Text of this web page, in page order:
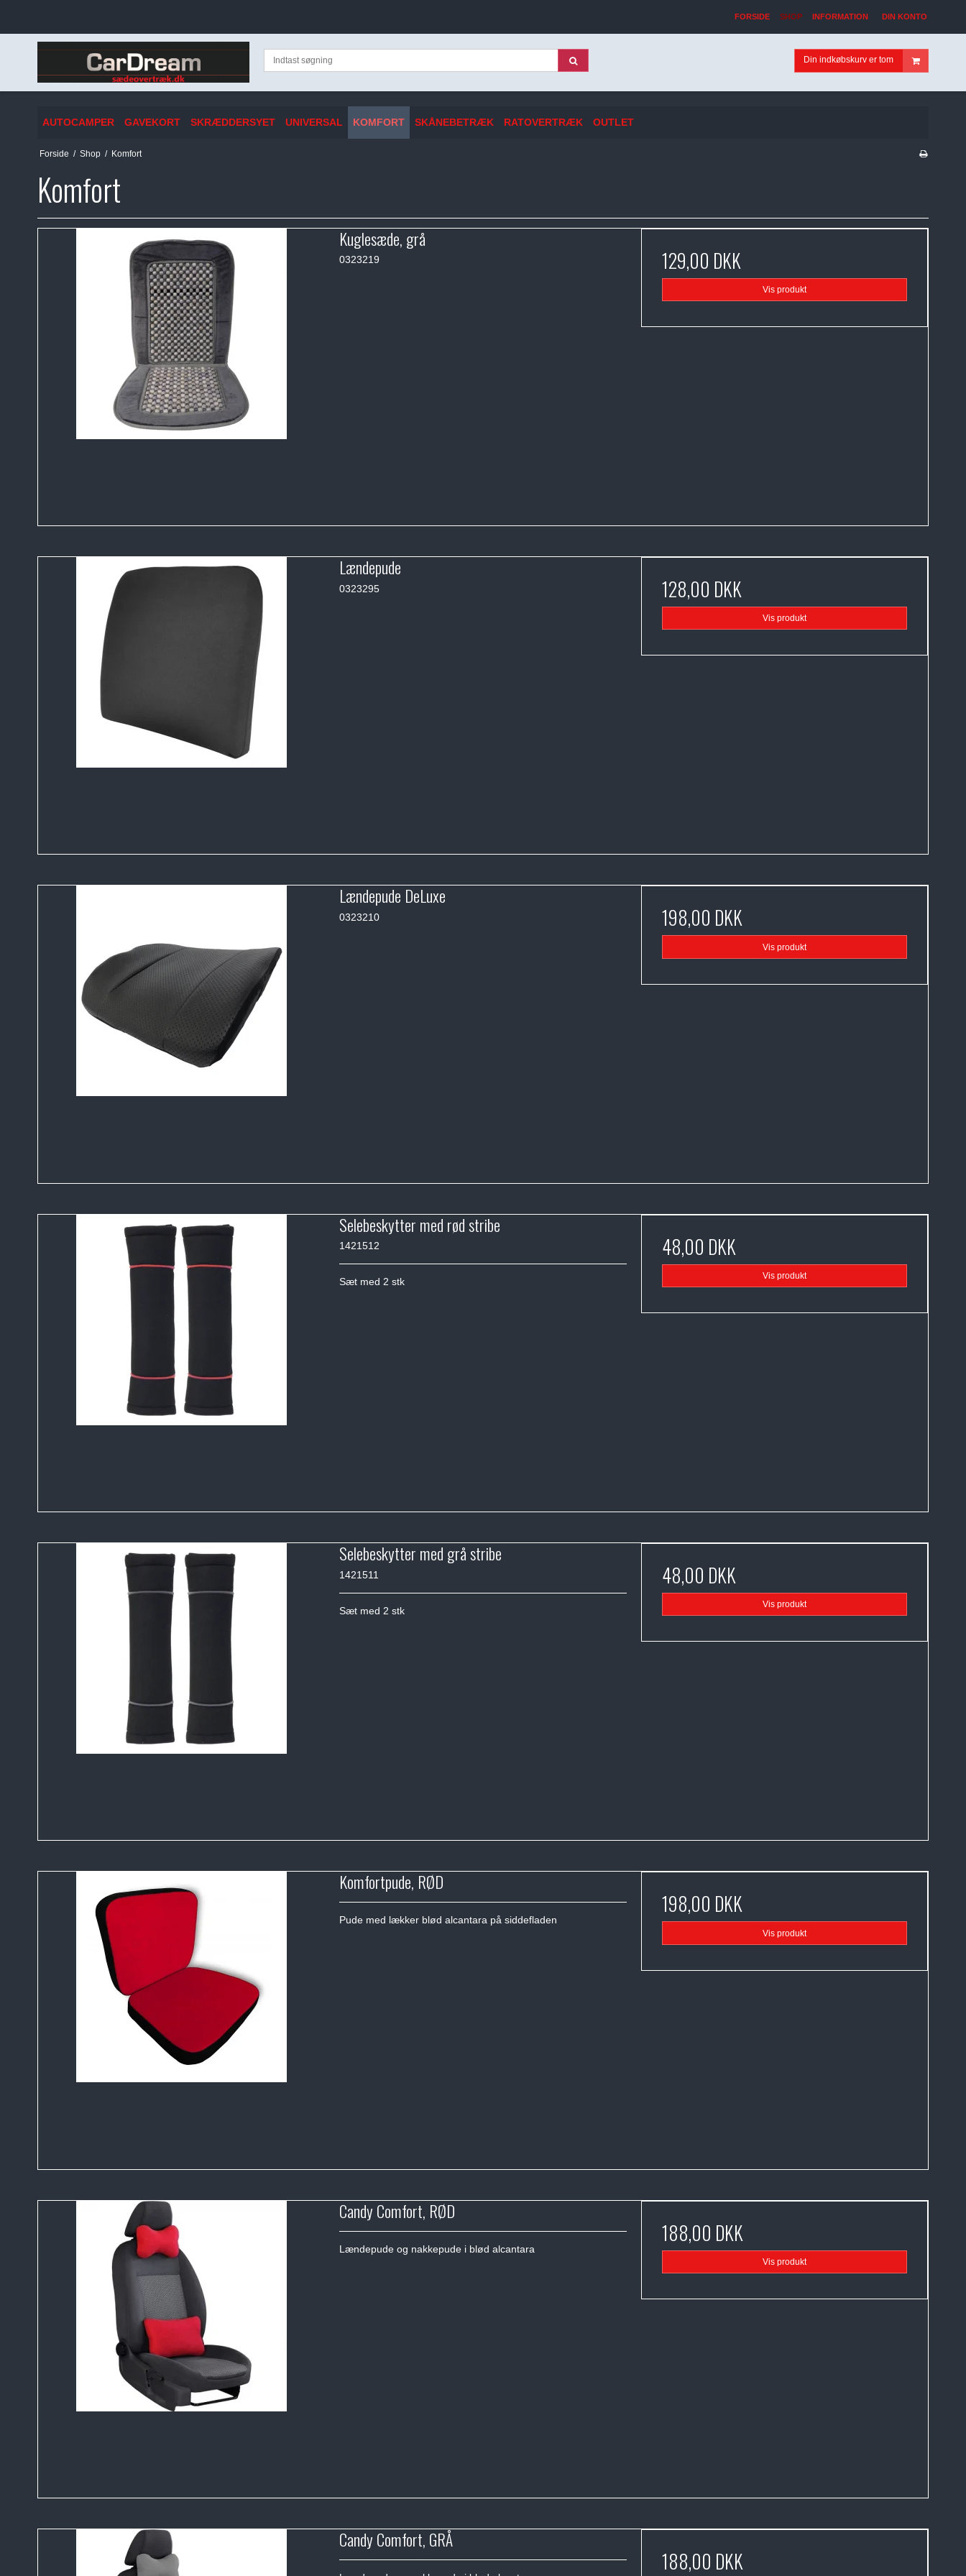
FORSIDE SHOP INFORMATION DIN KONTO
Din indkøbskurv er tom
AUTOCAMPER GAVEKORT SKRÆDDERSYET UNIVERSAL KOMFORT SKÅNEBETRÆK RATOVERTRÆK OUTLET
Forside / Shop / Komfort
Komfort
Kuglesæde, grå
0323219 129,00 DKK
Vis produkt
Lændepude
0323295 128,00 DKK
Vis produkt
Lændepude DeLuxe
0323210 198,00 DKK
Vis produkt
Selebeskytter med rød stribe
1421512
Sæt med 2 stk
48,00 DKK
Vis produkt
Selebeskytter med grå stribe
1421511
Sæt med 2 stk
48,00 DKK
Vis produkt
Komfortpude, RØD
Pude med lækker blød alcantara på siddefladen
198,00 DKK
Vis produkt
Candy Comfort, RØD
Lændepude og nakkepude i blød alcantara
188,00 DKK
Vis produkt
Candy Comfort, GRÅ
188,00 DKK